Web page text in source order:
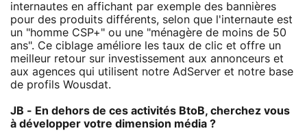
internautes en affichant par exemple des bannières
pour des produits différents, selon que l'internaute est
un "homme CSP+" ou une "ménagère de moins de 50
ans". Ce ciblage améliore les taux de clic et offre un
meilleur retour sur investissement aux annonceurs et
aux agences qui utilisent notre AdServer et notre base
de profils Wousdat.
JB - En dehors de ces activités BtoB, cherchez vous
à développer votre dimension média ?